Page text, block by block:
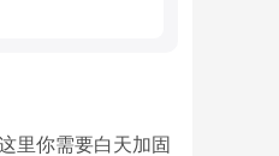
里你需要白天加固